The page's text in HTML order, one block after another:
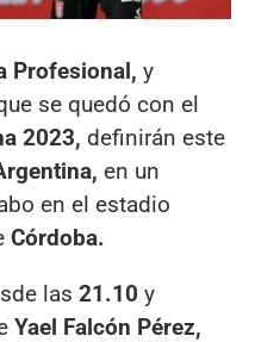
Profesional, y
se quedó con el
2023, definirán este
en un
en el estadio
Córdoba.
las 21.10 y
Yael Falcón Pérez,